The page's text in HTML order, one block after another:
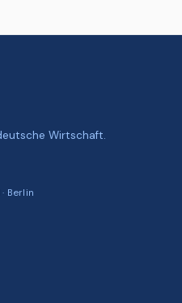
Wirtschaft.
Berlin